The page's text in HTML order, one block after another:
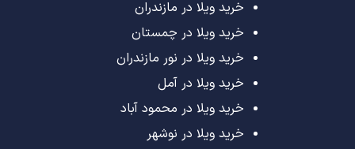
خرید ویلا در مازندران
خرید ویلا در چمستان
خرید ویلا در نور مازندران
خرید ویلا در آمل
خرید ویلا در محمود آباد
خرید ویلا در نوشهر